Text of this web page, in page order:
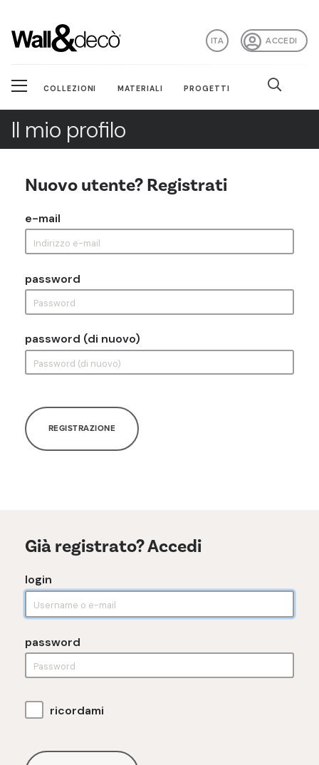
ACCEDI
ITA
COLLEZIONI MATERIALI PROGETTI
Il mio profilo
Nuovo utente? Registrati
e-mail
password
password (di nuovo)
REGISTRAZIONE
Già registrato? Accedi
login
password
ricordami